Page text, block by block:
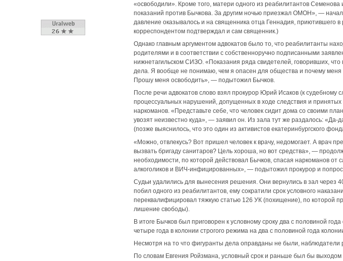
«освободили». Кроме того, матери одного из реабилитантов
показаний против Бычкова. За другим ночью приезжал ОМОН», —
давление оказывалось и на священника отца Геннадия, приютившего
корреспондентом подтверждал и сам священник.)
Однако главным аргументом адвокатов было то, что реабилитанты
родителями и в соответствии с собственноручно подписанными
нижнетагильском СИЗО. «Показания ряда свидетелей, говоривших,
дела. Я вообще не понимаю, чем я опасен для общества и почему меня
Прошу меня освободить», — подытожил Бычков.
После речи адвокатов слово взял прокурор Юрий Исаков (к
процессуальных нарушений, допущенных в ходе следствия и
наркоманов. «Представьте себе, что человек сидит дома со своими
увозят неизвестно куда», — заявил он. Из зала тут же раздалось: «Да-
(позже выяснилось, что это один из активистов екатеринбургского
«Можно, отвлекусь? Вот пришел человек к врачу, недомогает. А врач
вызвать бригаду санитаров? Цель хороша, но вот средства», —
необходимости, по которой действовал Бычков, спасая наркоманов
алкоголиков и ВИЧ-инфицированных», — подытожил прокурор и
Судьи удалились для вынесения решения. Они вернулись в зал через
побил одного из реабилитантов, ему сократили срок условного
переквалифицировал тяжкую статью 126 УК (похищение), по которой
лишение свободы).
В итоге Бычков был приговорен к условному сроку два с половиной
четыре года в колонии строгого режима на два с половиной года
Несмотря на то что фигуранты дела оправданы не были, наблюдатели
По словам Евгения Ройзмана, условный срок и раньше был бы выходом